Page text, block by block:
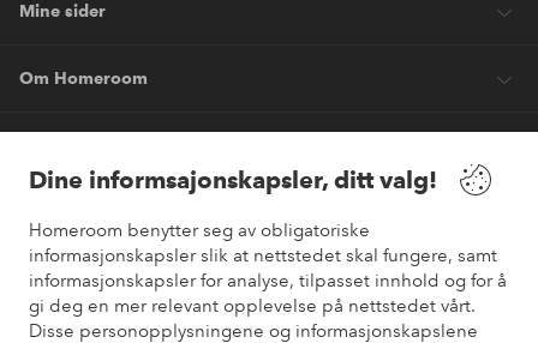
Dine informsajonskapsler, ditt valg!
Homeroom benytter seg av obligatoriske
informasjonskapsler slik at nettstedet skal fungere, samt
informasjonskapsler for analyse, tilpasset innhold og for å
gi deg en mer relevant opplevelse på nettstedet vårt.
Disse personopplysningene og informasjonskapslene
Mine sider
Om Homeroom
Venner